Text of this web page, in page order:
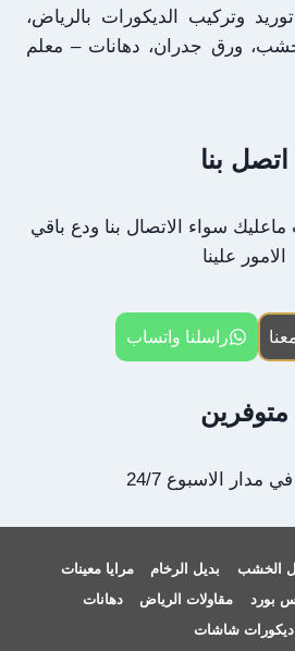
وتركيب الديكورات بالرياض،
ورق جدران، دهانات – معلم
اتصل بنا
سواء الاتصال بنا ودع باقي
الامور علينا
راسلنا واتساب
متوفرين
مدار الاسبوع 24/7
الخشب بديل الرخام
مرايا معينات
بورد مقاولات الرياض
دهانات
ديكورات شاشات